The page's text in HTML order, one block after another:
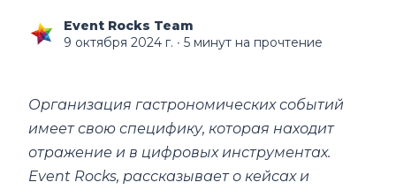
Event Rocks Team
9 октября 2024 г. ∙ 5 минут на прочтение
Организация гастрономических событий
имеет свою специфику, которая находит
отражение и в цифровых инструментах.
Event Rocks, рассказывает о кейсах и